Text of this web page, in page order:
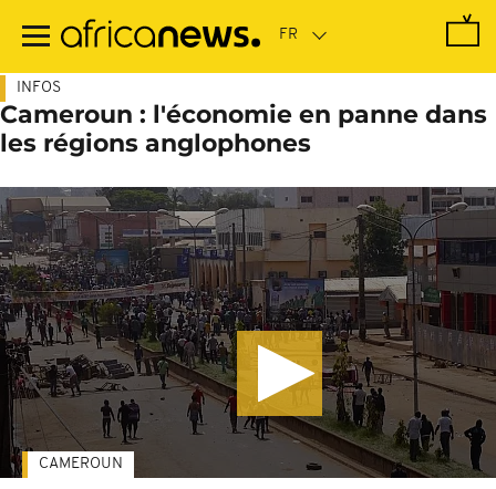
contenu
INFOS
Cameroun : l'économie en panne dans
les régions anglophones
CAMEROUN